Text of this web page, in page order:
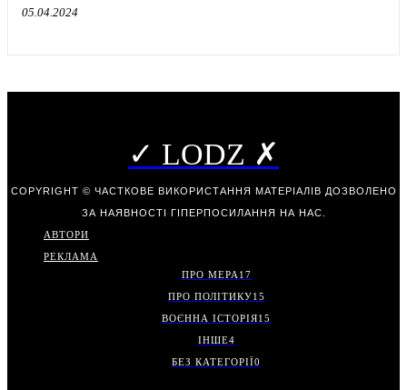
05.04.2024
✓ LODZ ✗
COPYRIGHT © ЧАСТКОВЕ ВИКОРИСТАННЯ МАТЕРІАЛІВ ДОЗВОЛЕНО
ЗА НАЯВНОСТІ ГІПЕРПОСИЛАННЯ НА НАС.
АВТОРИ
РЕКЛАМА
ПРО МЕРА 17
ПРО ПОЛІТИКУ15
ВОЄННА ІСТОРІЯ15
ІНШЕ4
БЕЗ КАТЕГОРІЇ0